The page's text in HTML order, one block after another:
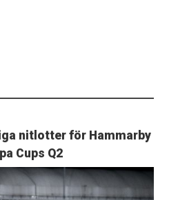
nitlotter för Hammarby
Cups Q2